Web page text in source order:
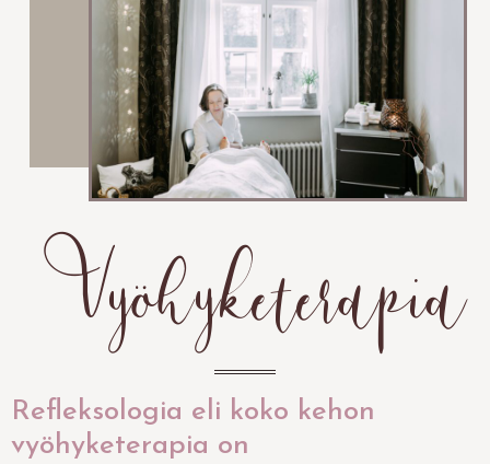
Vyöhyke­terapia
Refleksologia eli koko kehon
vyöhyketerapia on